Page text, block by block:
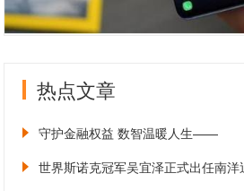
热点文章
守护金融权益 数智温暖人生——
世界斯诺克冠军吴宜泽正式出任南洋